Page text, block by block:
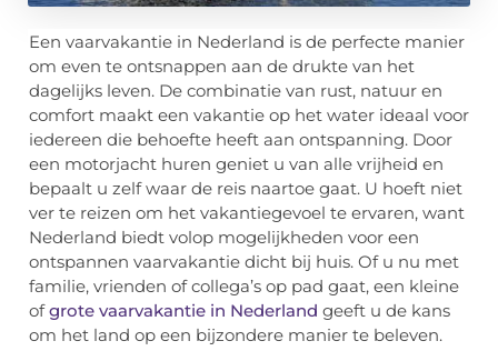
Een vaarvakantie in Nederland is de perfecte manier
om even te ontsnappen aan de drukte van het
dagelijks leven. De combinatie van rust, natuur en
comfort maakt een vakantie op het water ideaal voor
iedereen die behoefte heeft aan ontspanning. Door
een motorjacht huren geniet u van alle vrijheid en
bepaalt u zelf waar de reis naartoe gaat. U hoeft niet
ver te reizen om het vakantiegevoel te ervaren, want
Nederland biedt volop mogelijkheden voor een
ontspannen vaarvakantie dicht bij huis. Of u nu met
familie, vrienden of collega’s op pad gaat, een kleine
ofgrote vaarvakantie in Nederland geeft u de kans
om het land op een bijzondere manier te beleven.